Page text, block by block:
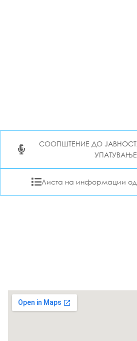
СООПШТЕНИЕ ДО
УПАТУВАЊЕ
Листа на информации од